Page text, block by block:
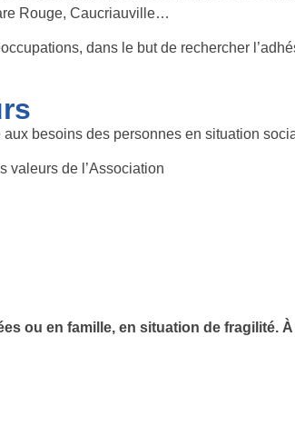
Rouge, Caucriauville…
dans le but de rechercher
besoins des personnes en situation
valeurs de l’Association
ou en famille, en situation de fragilité.